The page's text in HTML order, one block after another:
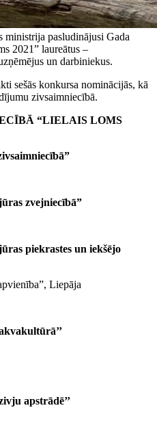
ministrija pasludinājusi Gada
2021” laureātus –
un darbiniekus.
sešās konkursa nominācijās, kā
zivsaimniecībā.
“LIELAIS LOMS
zvejniecībā”
piekrastes un iekšējo
Liepāja
apstrādē’’